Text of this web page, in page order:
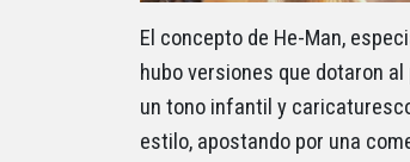
El concepto de He-Man,
hubo versiones que dotaron
un tono infantil y
estilo, apostando por una